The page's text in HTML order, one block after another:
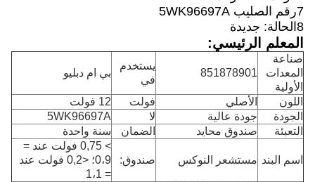
7رقم الصليب 5WK96697A
8الحالة: جديدة
المعلم الرئيسي:
صناعة
المعدات
الأولية
851878901
يستخدم
في
بي ام دبليو
اللون الأصلي فولت
12 فولت
الجودة
جودة عالية لا
5WK96697A
التعبئة
صندوق محايد الضمان سنة واحدة
اسم البند مستشعر النوكس صندوق:
> 0,75 فولت عند =
0،9؛ <0,2 فولت عند
= 1،1